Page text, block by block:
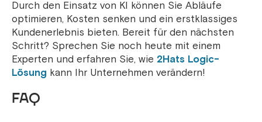
Durch den Einsatz von KI können Sie Abläufe
optimieren, Kosten senken und ein erstklassiges
Kundenerlebnis bieten. Bereit für den nächsten
Schritt? Sprechen Sie noch heute mit einem
Experten und erfahren Sie, wie 2Hats Logic-
Lösung kann Ihr Unternehmen verändern!
FAQ